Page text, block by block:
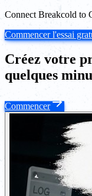
Connect Breakcold to
Commencer l'essai
Créez votre
quelques
Commencer